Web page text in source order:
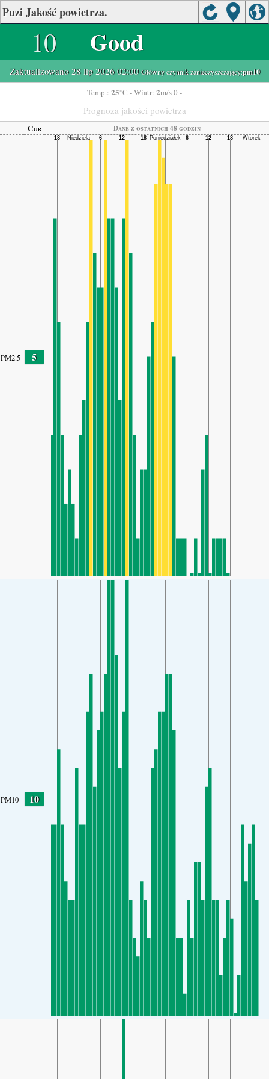
Puzi Jakość powietrza.
10 Good
Zaktualizowano 28 lip 2026 02:00-Główny czynnik zanieczyszczający:pm10
Temp.: 25°C - Wiatr: 2m/s 0 -
Prognoza jakości powietrza
Cur Dane z ostatnich 48 godzin
PM2.5 5
PM10 10